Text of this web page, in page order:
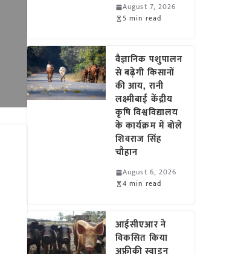
August 7, 2026
5 min read
वैज्ञानिक पशुपालन
से बढ़ेगी किसानों
की आय, रानी
लक्ष्मीबाई केंद्रीय
कृषि विश्वविद्यालय
के कार्यक्रम में बोले
शिवराज सिंह
चौहान
August 6, 2026
4 min read
आईसीएआर ने
विकसित किया